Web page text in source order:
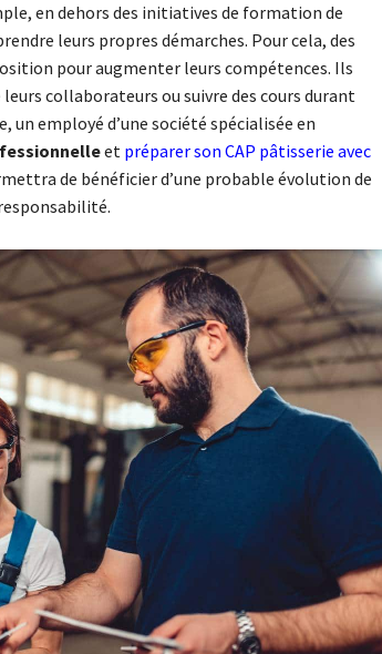
en dehors des initiatives de formation de
leurs propres démarches. Pour cela, des
pour augmenter leurs compétences. Ils
collaborateurs ou suivre des cours durant
un employé d’une société spécialisée en
et préparer son CAP pâtisserie avec
de bénéficier d’une probable évolution de